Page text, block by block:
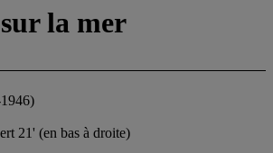
la mer
21' (en bas à droite)